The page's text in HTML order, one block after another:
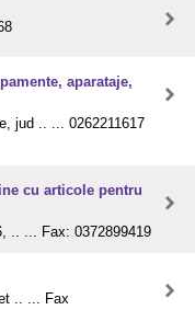
aparataje,
jud .. ... 0262211617
cu articole pentru
.. ... Fax: 0372899419
.. ... Fax